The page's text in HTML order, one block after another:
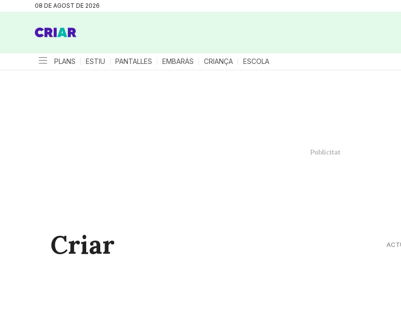
08 DE AGOST DE 2026
PLANS ESTIU PANTALLES EMBARÀS CRIANÇA ESCOLA
Criar